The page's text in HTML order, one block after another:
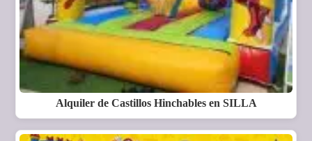
Alquiler de Castillos Hinchables en SILLA